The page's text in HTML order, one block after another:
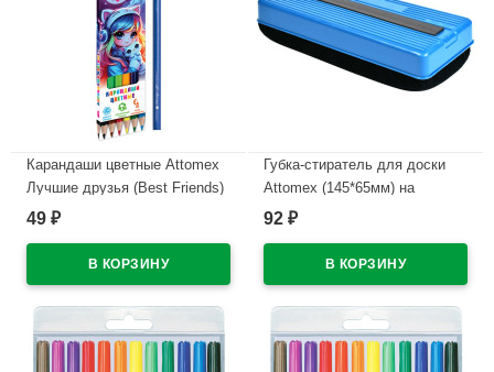
Карандаши цветные Attomex
Лучшие друзья (Best Friends)
6 цветов 2М 2,65 мм
49 ₽
Губка-стиратель для доски
Attomex (145*65мм) на
магните арт.6022302
92 ₽